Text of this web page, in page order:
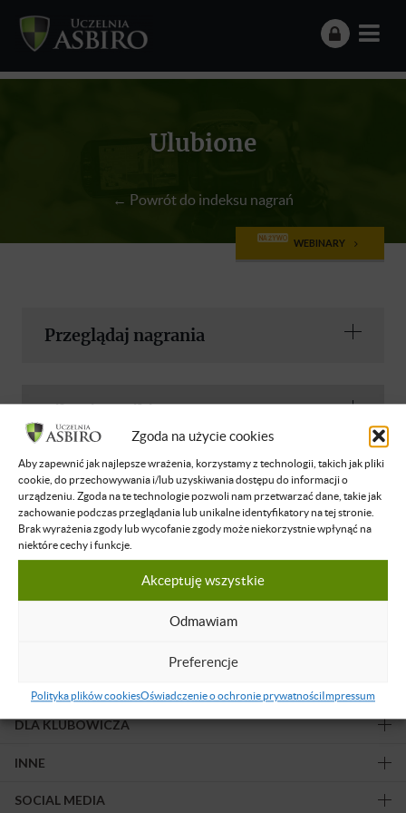
Zgoda na użycie cookies
Aby zapewnić jak najlepsze wrażenia, korzystamy z technologii, takich jak pliki
cookie, do przechowywania i/lub uzyskiwania dostępu do informacji o
urządzeniu. Zgoda na te technologie pozwoli nam przetwarzać dane, takie jak
zachowanie podczas przeglądania lub unikalne identyfikatory na tej stronie.
Brak wyrażenia zgody lub wycofanie zgody może niekorzystnie wpłynąć na
niektóre cechy i funkcje.
Akceptuję wszystkie
Odmawiam
Preferencje
Polityka plików cookiesOświadczenie o ochronie prywatnościImpressum
Ulubione
← Powrót do indeksu nagrań
NA ŻYWO WEBINARY
Przeglądaj nagrania
Żadne nagranie nie spełnia podanych kryteriów.
Obserwuj nas!
DLA KLUBOWICZA
INNE
SOCIAL MEDIA